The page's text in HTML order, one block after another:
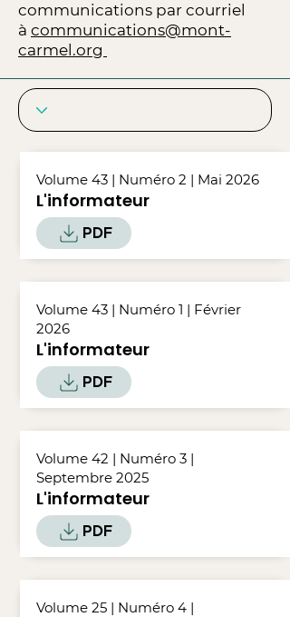
communications par courriel
à communications@mont-
carmel.org
Volume 43 | Numéro 2 | Mai 2026
L'informateur
PDF
Volume 43 | Numéro 1 | Février
2026
L'informateur
PDF
Volume 42 | Numéro 3 |
Septembre 2025
L'informateur
PDF
Volume 25 | Numéro 4 |